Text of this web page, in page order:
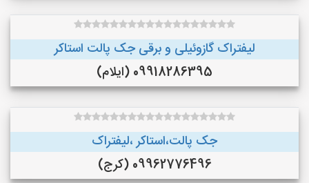
لیفتراک گازوئیلی و برقی جک پالت استاکر
09918286395 (ایلام)
جک پالت،استاکر ،لیفتراک
09962776496 (کرج)